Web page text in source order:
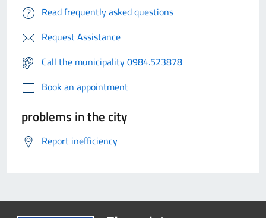
Read frequently asked questions
Request Assistance
Call the municipality 0984.523878
Book an appointment
problems in the city
Report inefficiency